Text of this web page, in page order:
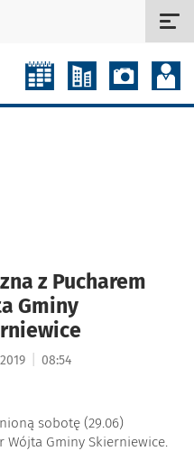
z Pucharem
Gminy
08:54
sobotę (29.06)
Wójta Gminy Skierniewice.